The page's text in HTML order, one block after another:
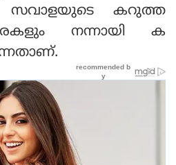
സവാളയുടെ കറുത്ത
നന്നായി ക